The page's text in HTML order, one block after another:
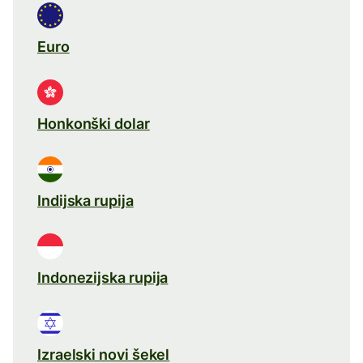
Euro
Honkonški dolar
Indijska rupija
Indonezijska rupija
Izraelski novi šekel